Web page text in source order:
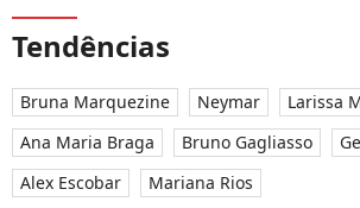
Tendências
Bruna Marquezine Neymar
Larissa
Ana Maria Braga
Bruno Gagliasso
Alex Escobar
Mariana Rios